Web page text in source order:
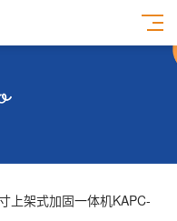
上架式加固一体机KAPC-